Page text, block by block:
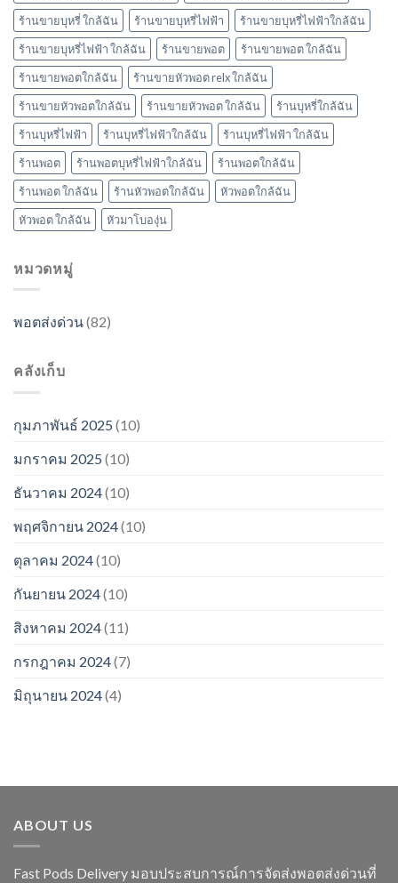
ร้านขายบุหรี่ ใกล้ฉัน
ร้านขายบุหรี่ไฟฟ้า
ร้านขายบุหรี่ไฟฟ้าใกล้ฉัน
ร้านขายบุหรี่ไฟฟ้า ใกล้ฉัน
ร้านขายพอต
ร้านขายพอต ใกล้ฉัน
ร้านขายพอตใกล้ฉัน
ร้านขายหัวพอต relx ใกล้ฉัน
ร้านขายหัวพอตใกล้ฉัน
ร้านขายหัวพอต ใกล้ฉัน
ร้านบุหรี่ใกล้ฉัน
ร้านบุหรี่ไฟฟ้า
ร้านบุหรี่ไฟฟ้าใกล้ฉัน
ร้านบุหรี่ไฟฟ้า ใกล้ฉัน
ร้านพอต
ร้านพอตบุหรี่ไฟฟ้าใกล้ฉัน
ร้านพอตใกล้ฉัน
ร้านพอต ใกล้ฉัน
ร้านหัวพอตใกล้ฉัน
หัวพอตใกล้ฉัน
หัวพอต ใกล้ฉัน
หัวมาโบองุ่น
หมวดหมู่
พอตส่งด่วน(82)
คลังเก็บ
กุมภาพันธ์ 2025 (10)
มกราคม 2025 (10)
ธันวาคม 2024(10)
พฤศจิกายน 2024(10)
ตุลาคม 2024(10)
กันยายน 2024(10)
สิงหาคม 2024(11)
กรกฎาคม 2024(7)
มิถุนายน 2024(4)
ABOUT US
Fast Pods Delivery มอบประสบการณ์การจัดส่งพอตส่งด่วนที่